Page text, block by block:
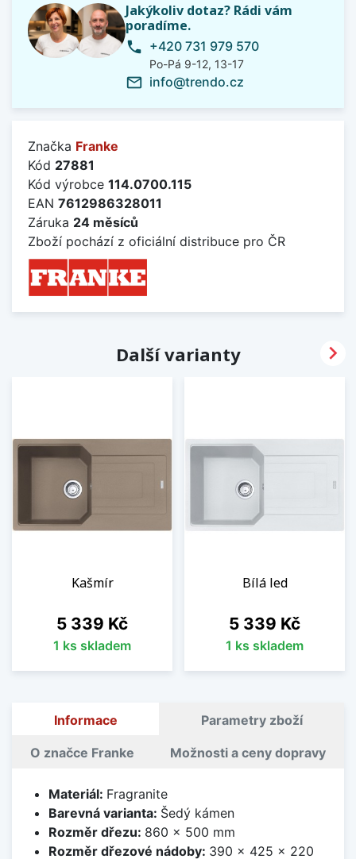
Jakýkoliv dotaz? Rádi vám
poradíme.
phone +420 731 979 570
Po-Pá 9-12, 13-17
mail_outline info@trendo.cz
Značka Franke
Kód 27881
Kód výrobce 114.0700.115
EAN 7612986328011
Záruka 24 měsíců
Zboží pochází z oficiální distribuce pro ČR
Další varianty
Kašmír
Cena
5 339 Kč
1 ks skladem
Bílá led
Cena
5 339 Kč
1 ks skladem

Informace Parametry zboží
O značce Franke Možnosti a ceny dopravy
Materiál: Fragranite
Barevná varianta: Šedý kámen
Rozměr dřezu: 860 x 500 mm
Rozměr dřezové nádoby: 390 x 425 x 220